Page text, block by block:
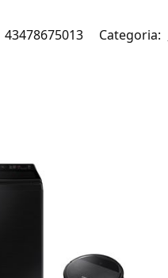
43478675013 Categoria: